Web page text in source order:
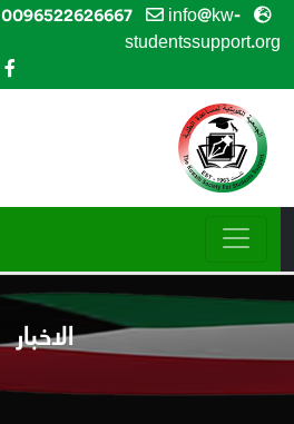
0096522626667
info@kw-
studentssupport.org
الاخبار